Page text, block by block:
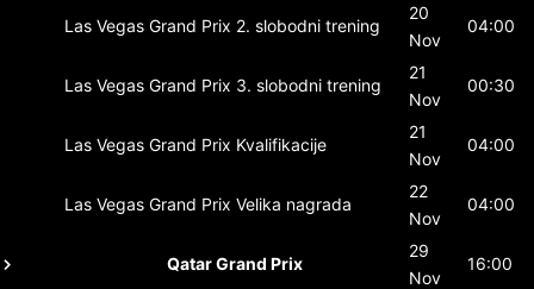
Las Vegas Grand Prix 2. slobodni trening
20
Nov
04:00
Las Vegas Grand Prix 3. slobodni trening
21
Nov
00:30
Las Vegas Grand Prix Kvalifikacije
21
Nov
04:00
Las Vegas Grand Prix Velika nagrada
22
Nov
04:00
Qatar Grand Prix
29
Nov
16:00